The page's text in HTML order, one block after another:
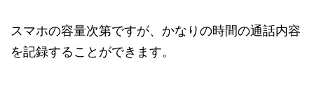
スマホの容量次第ですが、かなりの時間の通話内容
を記録することができます。